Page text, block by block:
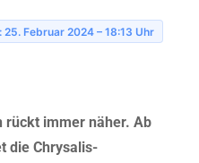
Februar 2024 – 18:13 Uhr
rückt immer näher. Ab
die Chrysalis-